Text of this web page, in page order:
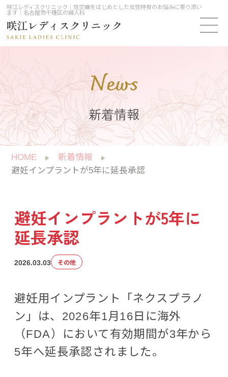
咲江レディスクリニック｜性交痛をはじめとした女性特有のお悩みに寄り添い
ます｜名古屋市千種区の婦人科
News
新着情報
HOME
新着情報
避妊インプラントが5年に延長承認
避妊インプラントが5年に
延長承認
2026.03.03 その他
避妊用インプラント「ネクスプラノ
ン」は、2026年1月16日に海外
（FDA）において有効期間が3年から
5年へ延長承認されました。